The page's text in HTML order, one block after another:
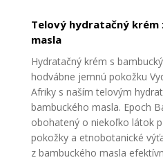
Telový hydratačný krém
masla
Hydratačný krém s
hodvábne jemnú pokožku
Afriky s naším telovým
bambuckého masla. Epoch
obohatený o niekoľko látok
pokožky a etnobotanické
z bambuckého masla